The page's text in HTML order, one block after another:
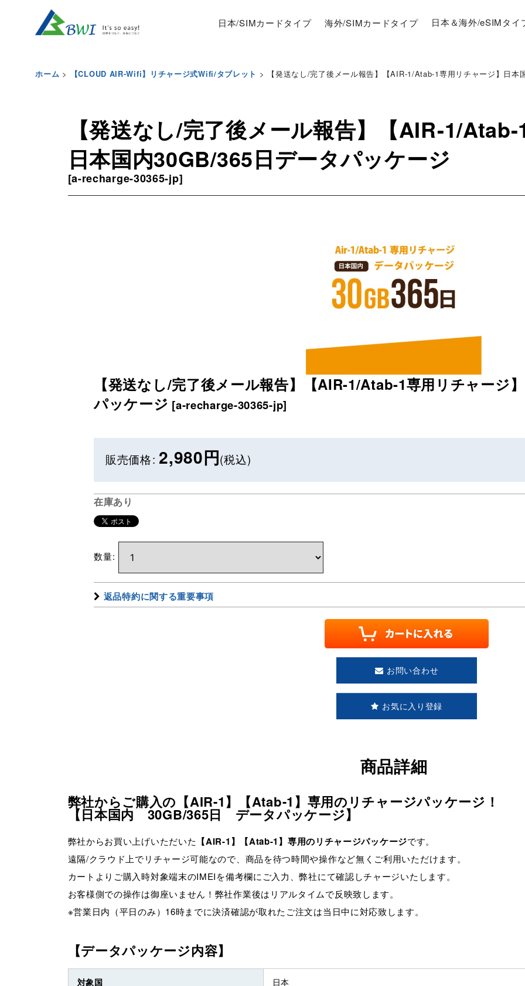
日本/SIMカードタイプ 海外/SIMカードタイプ 日本＆海外/eSIMタイ
ホーム > 【CLOUD AIR-Wifi】リチャージ式Wifi/タブレット > 【発送なし/完了後メール報告】【AIR-1/Atab-1専用リチャージ】日
【発送なし/完了後メール報告】【AIR-1/
日本国内30GB/365日データパッケージ
[a-recharge-30365-jp]
【発送なし/完了後メール報告】【AIR-1/Atab-1専用リチャージ
パッケージ [a-recharge-30365-jp]
販売価格: 2,980円(税込)
在庫あり
数量:
返品特約に関する重要事項
お問い合わせ
お気に入り登録
商品詳細
弊社からご購入の【AIR-1】【Atab-1】専用のリチャージパッケージ！
【日本国内 30GB/365日 データパッケージ】
弊社からお買い上げいただいた 【AIR-1】【Atab-1】専用のリチャージパッケージです。
遠隔/クラウド上でリチャージ可能なので、商品を待つ時間や操作など無くご利用いただけます。
カートよりご購入時対象端末のIMEIを備考欄にご入力、弊社にて確認しチャージいたします。
お客様側での操作は御座いません！弊社作業後はリアルタイムで反映致します。
※営業日内（平日のみ）16時までに決済確認が取れたご注文は当日中に対応致します。
【データパッケージ内容】
対象国 日本